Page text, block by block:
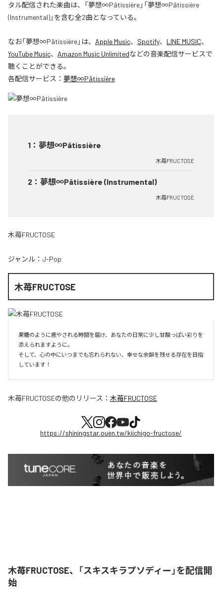
タル配信された楽曲は、「夢想∞Pâtissière」「夢想∞Pâtissière
(Instrumental)」を含む全2曲となっている。
なお「夢想∞Pâtissière」は、 Apple Music、 Spotify、 LINE MUSIC、
YouTube Music、 Amazon Music Unlimitedなどの音楽配信サービスで
聴くことができる。
各配信サービス： 夢想∞Pâtissière
1 ： 夢想∞Pâtissière
木苺FRUCTOSE
2 ： 夢想∞Pâtissière (Instrumental)
木苺FRUCTOSE
木苺FRUCTOSE
ジャンル： J-Pop
木苺FRUCTOSE
果糖のように癒やされる時間を届け、あなたの日常に少し甘酸っぱい彩りを
添えられますように。
そして、心の中にいつまでも忘れられない、幸せな余韻を残せる存在を目指
しています！
木苺FRUCTOSEの他のリリース： 木苺FRUCTOSE
https://shiningstar.ouen.tw/kiichigo-fructose/
木苺FRUCTOSE、「スキスキラプソディー」を配信開
始